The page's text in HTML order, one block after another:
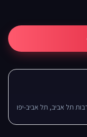
תל אביב, תל אביב-יפו